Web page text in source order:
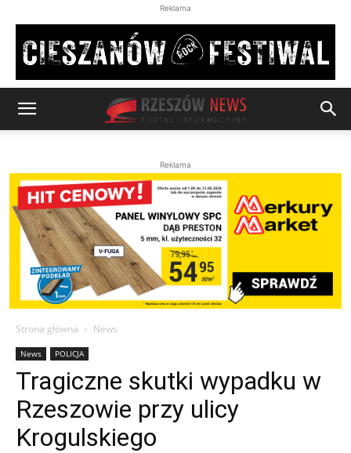
Reklama
Reklama
Strona główna News
News POLICJA
Tragiczne skutki wypadku w
Rzeszowie przy ulicy
Krogulskiego